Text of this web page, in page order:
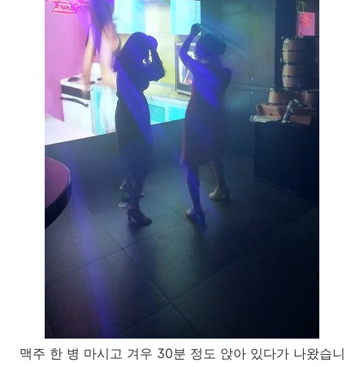
맥주 한 병 마시고 겨우 30분 정도 앉아 있다가 나왔습니